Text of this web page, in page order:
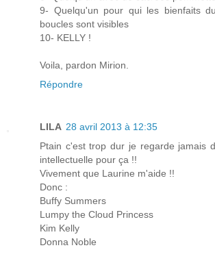
9- Quelqu'un pour qui les bienfaits
boucles sont visibles
10- KELLY !
Voila, pardon Mirion.
Répondre
LILA 28 avril 2013 à 12:35
Ptain c'est trop dur je regarde jamais
intellectuelle pour ça !!
Vivement que Laurine m'aide !!
Donc :
Buffy Summers
Lumpy the Cloud Princess
Kim Kelly
Donna Noble